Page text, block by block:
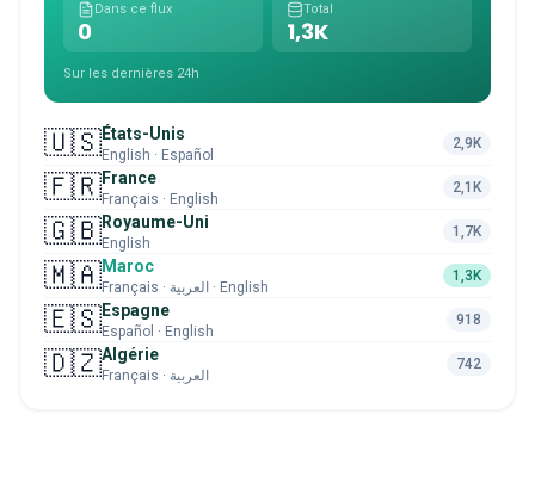
Dans ce flux
0
Total
1,3K
Sur les dernières 24h
🇺🇸États-Unis
English · Español
2,9K
🇫🇷France
Français · English
2,1K
🇬🇧Royaume-Uni
English
1,7K
🇲🇦Maroc
Français · العربية · English
1,3K
🇪🇸Espagne
Español · English
918
🇩🇿Algérie
Français · العربية
742